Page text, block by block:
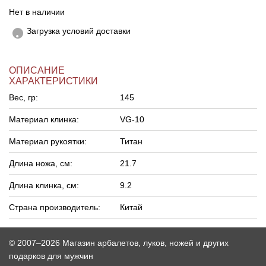
Нет в наличии
Загрузка условий доставки
ОПИСАНИЕ
ХАРАКТЕРИСТИКИ
Вес, гр: 145
Материал клинка: VG-10
Материал рукоятки: Титан
Длина ножа, см: 21.7
Длина клинка, см: 9.2
Страна производитель: Китай
© 2007–2026 Магазин арбалетов, луков, ножей и других
подарков для мужчин